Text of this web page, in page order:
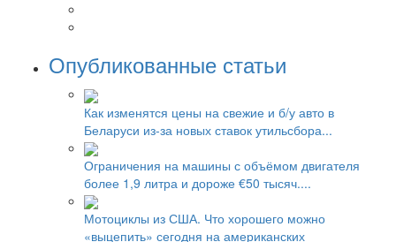
Опубликованные статьи
Как изменятся цены на свежие и б/у авто в
Беларуси из-за новых ставок утильсбора...
Ограничения на машины с объёмом двигателя
более 1,9 литра и дороже €50 тысяч....
Мотоциклы из США. Что хорошего можно
«выцепить» сегодня на американских